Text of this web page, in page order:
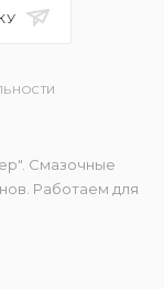
Смазочные
Работаем для